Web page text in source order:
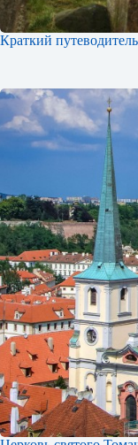
Краткий